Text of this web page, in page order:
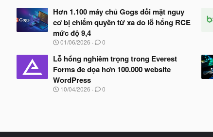
Hơn 1.100 máy chủ Gogs đối mặt nguy
cơ bị chiếm quyền từ xa do lỗ hổng RCE
mức độ 9,4
N
à
b
ắ
t
01/06/2026 0
Lỗ hổng nghiêm trọng trong Everest
Forms đe dọa hơn 100.000 website
WordPress
N
10/04/2026 0